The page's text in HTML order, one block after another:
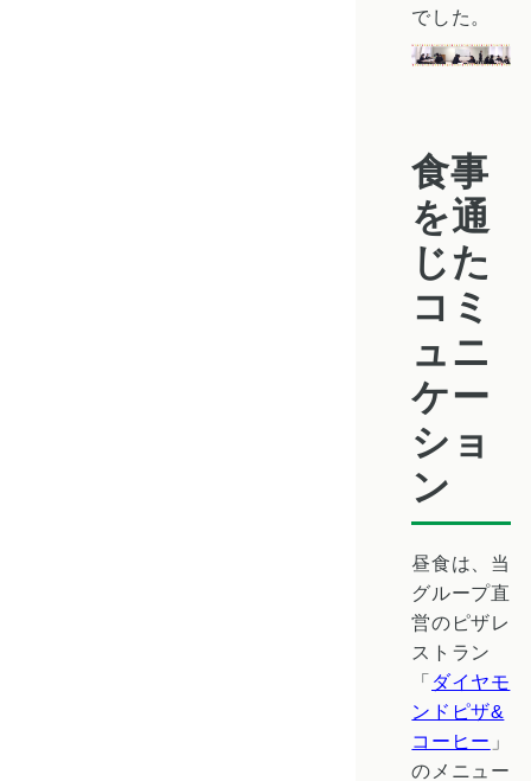
でした。
食事
を通
じた
コミ
ュニ
ケー
ショ
ン
昼食は、当
グループ直
営のピザレ
ストラン
「 ダイヤモ
ンドピザ&
コーヒー 」
のメニュー